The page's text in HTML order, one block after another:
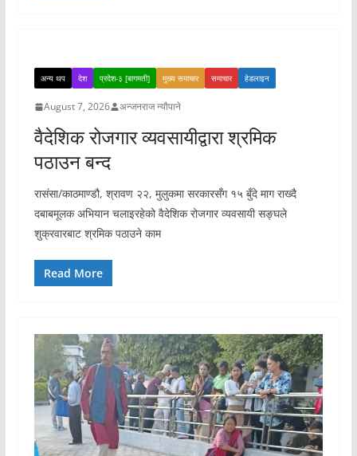
अन्य थप देश प्रदेश-३ [बागमती] मुख्य समाचार समाचार हेडलाइन
August 7, 2026 अन्जनराज न्यौपाने
वैदेशिक रोजगार व्यवसायीद्वारा श्रमिक
पठाउन बन्द
रासंसा/काठमाण्डौ, श्रावण २२, मुलुकमा सरकारसँग १५ बुँदे माग राख्दै
दबाबमूलक अभियान चलाइरहेको वैदेशिक रोजगार व्यवसायी सङ्घले
शुक्रवारबाट श्रमिक पठाउने काम
Read More